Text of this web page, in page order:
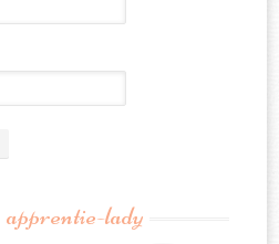
apprentie-lady